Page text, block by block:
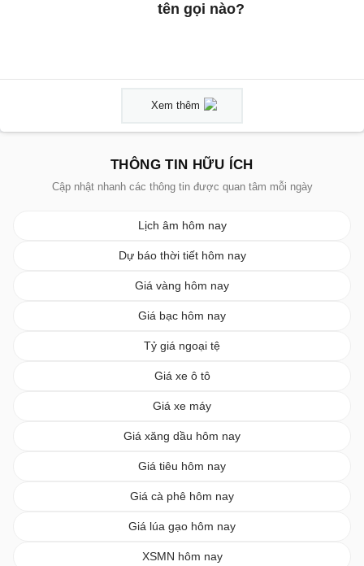
tên gọi nào?
Xem thêm
THÔNG TIN HỮU ÍCH
Cập nhật nhanh các thông tin được quan tâm mỗi ngày
Lịch âm hôm nay
Dự báo thời tiết hôm nay
Giá vàng hôm nay
Giá bạc hôm nay
Tỷ giá ngoại tệ
Giá xe ô tô
Giá xe máy
Giá xăng dầu hôm nay
Giá tiêu hôm nay
Giá cà phê hôm nay
Giá lúa gạo hôm nay
XSMN hôm nay